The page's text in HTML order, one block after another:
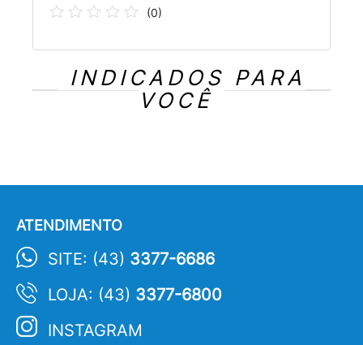
(0)
INDICADOS PARA
VOCÊ
ATENDIMENTO
SITE: (43) 3377-6686
LOJA: (43) 3377-6800
INSTAGRAM